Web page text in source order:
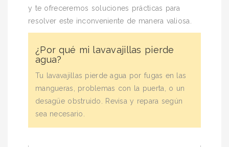
y te ofreceremos soluciones prácticas para
resolver este inconveniente de manera valiosa.
¿Por qué mi lavavajillas pierde
agua?
Tu lavavajillas pierde agua por fugas en las
mangueras, problemas con la puerta, o un
desagüe obstruido. Revisa y repara según
sea necesario.